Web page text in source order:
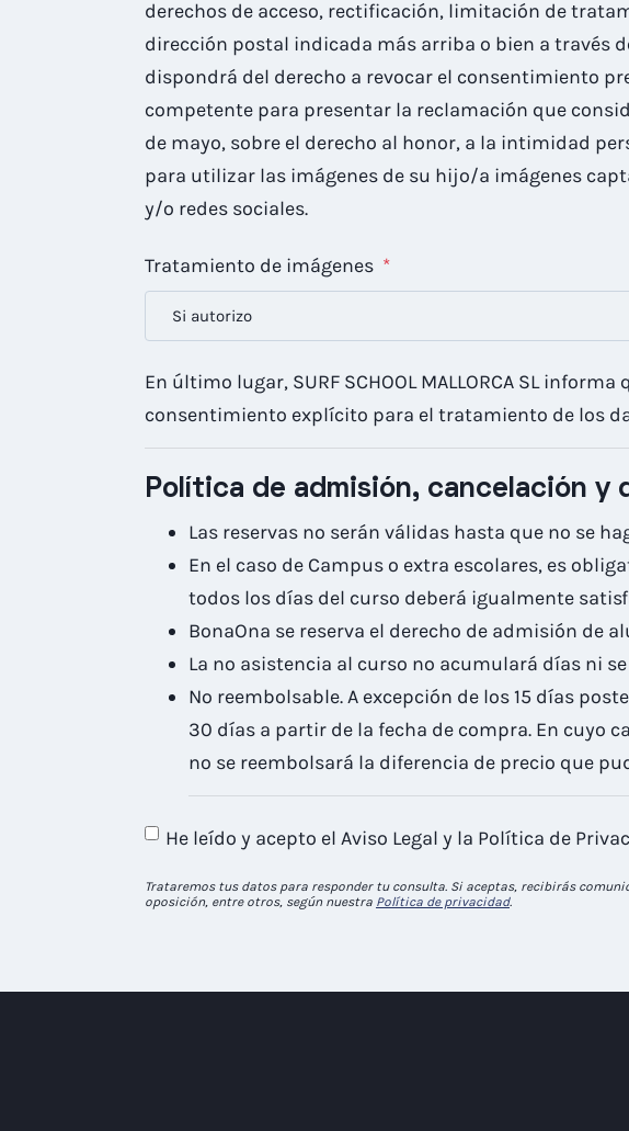
derechos de acceso, rectificación, limitación de
dirección postal indicada más arriba o bien a través
dispondrá del derecho a revocar el consentimiento
competente para presentar la reclamación que
de mayo, sobre el derecho al honor, a la intimidad
para utilizar las imágenes de su hijo/a imágenes
y/o redes sociales.
Tratamiento de imágenes *
En último lugar, SURF SCHOOL MALLORCA SL
consentimiento explícito para el tratamiento de los
Política de admisión, cancelación y
Las reservas no serán válidas hasta que no se
En el caso de Campus o extra escolares, es
todos los días del curso deberá igualmente
BonaOna se reserva el derecho de admisión de
La no asistencia al curso no acumulará días ni
No reembolsable. A excepción de los 15 días
30 días a partir de la fecha de compra. En cuyo
no se reembolsará la diferencia de precio que
He leído y acepto el Aviso Legal y la Política de
Trataremos tus datos para responder tu consulta. Si aceptas, recibirás
oposición, entre otros, según nuestra Política de privacidad.